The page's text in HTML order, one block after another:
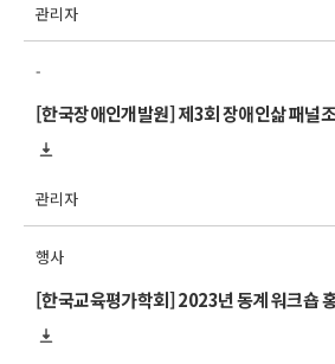
관리자
-
[한국장애인개발원] 제3회 장애인삶 패널
관리자
행사
[한국교육평가학회] 2023년 동계 워크숍